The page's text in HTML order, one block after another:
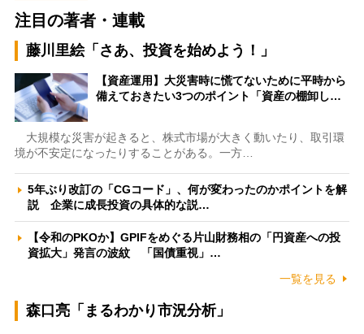
注目の著者・連載
藤川里絵「さあ、投資を始めよう！」
【資産運用】大災害時に慌てないために平時から
備えておきたい3つのポイント「資産の棚卸し…
大規模な災害が起きると、株式市場が大きく動いたり、取引環
境が不安定になったりすることがある。一方…
5年ぶり改訂の「CGコード」、何が変わったのかポイントを解
説 企業に成長投資の具体的な説…
【令和のPKOか】GPIFをめぐる片山財務相の「円資産への投
資拡大」発言の波紋 「国債重視」…
一覧を見る
森口亮「まるわかり市況分析」